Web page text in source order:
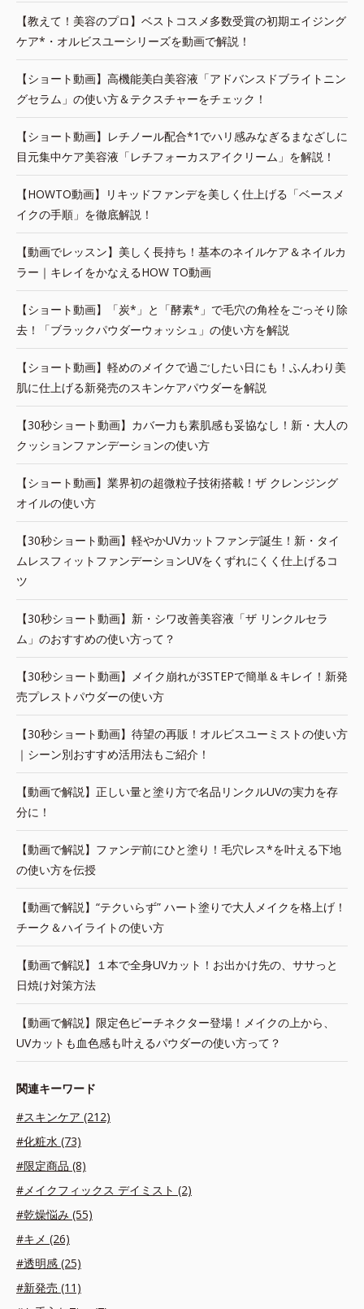
【教えて！美容のプロ】ベストコスメ多数受賞の初期エイジング
ケア*・オルビスユーシリーズを動画で解説！
【ショート動画】高機能美白美容液「アドバンスドブライトニン
グセラム」の使い方＆テクスチャーをチェック！
【ショート動画】レチノール配合*1でハリ感みなぎるまなざしに
目元集中ケア美容液「レチフォーカスアイクリーム」を解説！
【HOWTO動画】リキッドファンデを美しく仕上げる「ベースメ
イクの手順」を徹底解説！
【動画でレッスン】美しく長持ち！基本のネイルケア＆ネイルカ
ラー｜キレイをかなえるHOW TO動画
【ショート動画】「炭*」と「酵素*」で毛穴の角栓をごっそり除
去！「ブラックパウダーウォッシュ」の使い方を解説
【ショート動画】軽めのメイクで過ごしたい日にも！ふんわり美
肌に仕上げる新発売のスキンケアパウダーを解説
【30秒ショート動画】カバー力も素肌感も妥協なし！新・大人の
クッションファンデーションの使い方
【ショート動画】業界初の超微粒子技術搭載！ザ クレンジング
オイルの使い方
【30秒ショート動画】軽やかUVカットファンデ誕生！新・タイ
ムレスフィットファンデーションUVをくずれにくく仕上げるコ
ツ
【30秒ショート動画】新・シワ改善美容液「ザ リンクルセラ
ム」のおすすめの使い方って？
【30秒ショート動画】メイク崩れが3STEPで簡単＆キレイ！新発
売プレストパウダーの使い方
【30秒ショート動画】待望の再販！オルビスユーミストの使い方
｜シーン別おすすめ活用法もご紹介！
【動画で解説】正しい量と塗り方で名品リンクルUVの実力を存
分に！
【動画で解説】ファンデ前にひと塗り！毛穴レス*を叶える下地
の使い方を伝授
【動画で解説】“テクいらず” ハート塗りで大人メイクを格上げ！
チーク＆ハイライトの使い方
【動画で解説】１本で全身UVカット！お出かけ先の、ササっと
日焼け対策方法
【動画で解説】限定色ピーチネクター登場！メイクの上から、
UVカットも血色感も叶えるパウダーの使い方って？
関連キーワード
#スキンケア (212)
#化粧水 (73)
#限定商品 (8)
#メイクフィックス デイミスト (2)
#乾燥悩み (55)
#キメ (26)
#透明感 (25)
#新発売 (11)